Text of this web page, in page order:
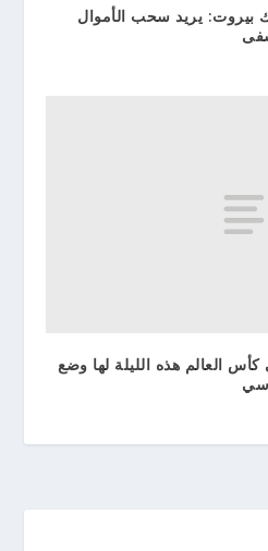
بيروت: يريد سحب الأموال
العالم هذه الليلة لها وضع